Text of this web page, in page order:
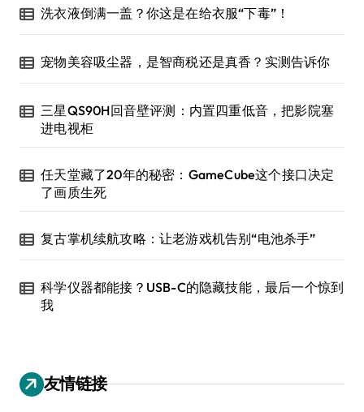
洗衣液倒满一盖？你这是在给衣服“下毒”！
宠物美容吸尘器，是智商税还是真香？实测告诉你
三星QS90H回音壁评测：内置四重低音，把影院塞
进电视柜
任天堂藏了20年的秘密：GameCube这个接口决定
了画质生死
复古掌机续航攻略：让老游戏机告别“电池杀手”
科学仪器都能接？USB-C的隐藏技能，最后一个惊到
我
友情链接